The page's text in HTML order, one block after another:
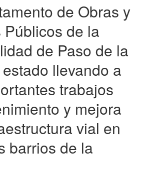
de Obras y
de la
de Paso de la
llevando a
trabajos
y mejora
vial en
barrios de la